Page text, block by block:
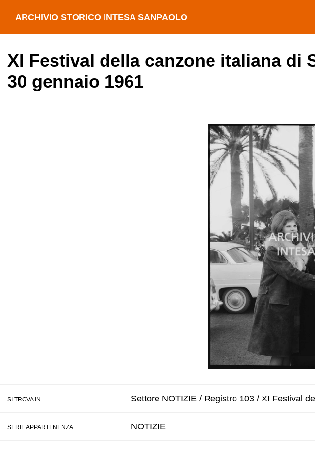
ARCHIVIO STORICO INTESA SANPAOLO
XI Festival della canzone italiana di
30 gennaio 1961
SI TROVA IN Settore NOTIZIE / Registro 103 / XI Festival
SERIE APPARTENENZA NOTIZIE